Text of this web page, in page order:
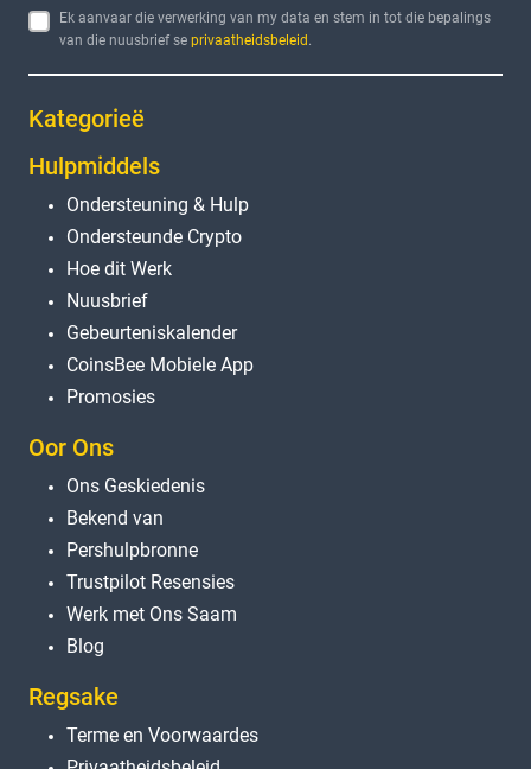
Ek aanvaar die verwerking van my data en stem in tot die bepalings
van die nuusbrief seprivaatheidsbeleid.
Kategorieë
Hulpmiddels
Ondersteuning & Hulp
Ondersteunde Crypto
Hoe dit Werk
Nuusbrief
Gebeurteniskalender
CoinsBee Mobiele App
Promosies
Oor Ons
Ons Geskiedenis
Bekend van
Pershulpbronne
Trustpilot Resensies
Werk met Ons Saam
Blog
Regsake
Terme en Voorwaardes